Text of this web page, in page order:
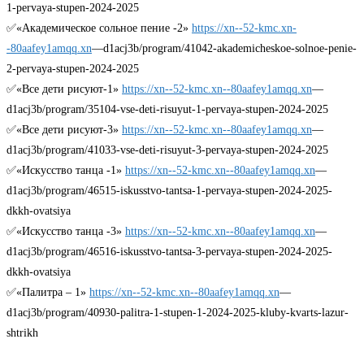
1-pervaya-stupen-2024-2025
✅«Академическое сольное пение -2» https://xn--52-kmc.xn-
-80aafey1amqq.xn—d1acj3b/program/41042-akademicheskoe-solnoe-penie-
2-pervaya-stupen-2024-2025
✅«Все дети рисуют-1» https://xn--52-kmc.xn--80aafey1amqq.xn—
d1acj3b/program/35104-vse-deti-risuyut-1-pervaya-stupen-2024-2025
✅«Все дети рисуют-3» https://xn--52-kmc.xn--80aafey1amqq.xn—
d1acj3b/program/41033-vse-deti-risuyut-3-pervaya-stupen-2024-2025
✅«Искусство танца -1» https://xn--52-kmc.xn--80aafey1amqq.xn—
d1acj3b/program/46515-iskusstvo-tantsa-1-pervaya-stupen-2024-2025-
dkkh-ovatsiya
✅«Искусство танца -3» https://xn--52-kmc.xn--80aafey1amqq.xn—
d1acj3b/program/46516-iskusstvo-tantsa-3-pervaya-stupen-2024-2025-
dkkh-ovatsiya
✅«Палитра – 1» https://xn--52-kmc.xn--80aafey1amqq.xn—
d1acj3b/program/40930-palitra-1-stupen-1-2024-2025-kluby-kvarts-lazur-
shtrikh